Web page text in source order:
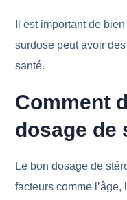
Il est important de
surdose peut avoir
santé.
Comment
dosage de
Le bon dosage de
facteurs comme l’âge,